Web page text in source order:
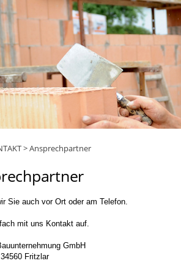
>Ansprechpartner
Sie auch vor Ort oder am Telefon.
mit uns Kontakt auf.
GmbH
Fritzlar